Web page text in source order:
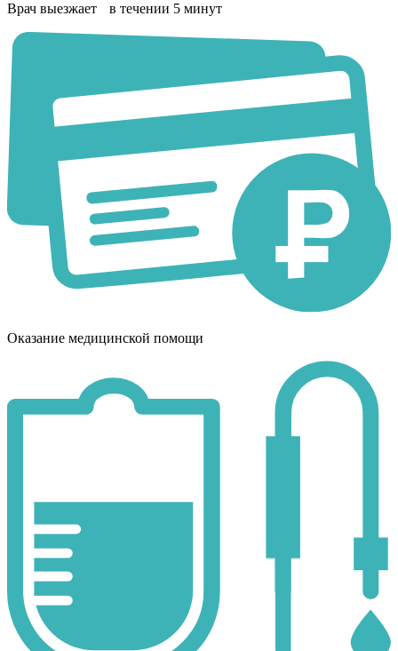
Врач выезжает в течении 5 минут
Оказание медицинской помощи